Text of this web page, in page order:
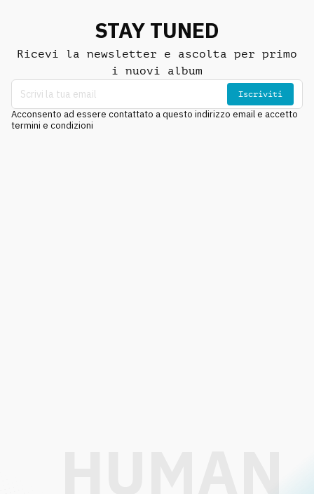
STAY TUNED
Ricevi la newsletter e ascolta per primo
i nuovi album
Iscriviti
Acconsento ad essere contattato a questo indirizzo email e accetto
termini e condizioni